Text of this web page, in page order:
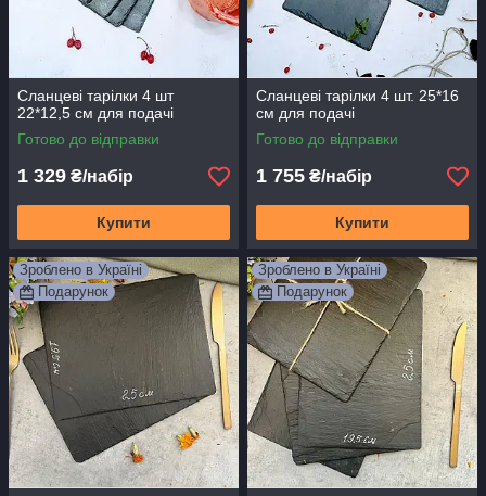
Сланцеві тарілки 4 шт
22*12,5 см для подачі
Готово до відправки
1 329 ₴/набір
Купити
Сланцеві тарілки 4 шт. 25*16
см для подачі
Готово до відправки
1 755 ₴/набір
Купити
Зроблено в Україні
Подарунок
Зроблено в Україні
Подарунок